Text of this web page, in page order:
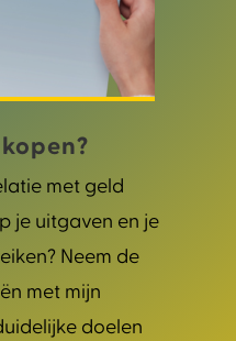
met geld
je uitgaven en je
Neem de
met mijn
doelen